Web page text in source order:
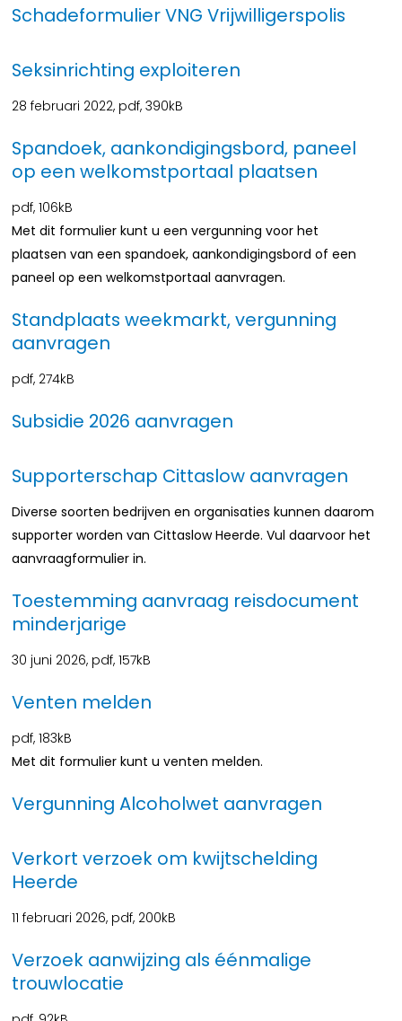
Schadeformulier VNG Vrijwilligerspolis
Seksinrichting exploiteren
28 februari 2022, pdf, 390kB
Spandoek, aankondigingsbord, paneel
op een welkomstportaal plaatsen
pdf, 106kB
Met dit formulier kunt u een vergunning voor het
plaatsen van een spandoek, aankondigingsbord of een
paneel op een welkomstportaal aanvragen.
Standplaats weekmarkt, vergunning
aanvragen
pdf, 274kB
Subsidie 2026 aanvragen
Supporterschap Cittaslow aanvragen
Diverse soorten bedrijven en organisaties kunnen daarom
supporter worden van Cittaslow Heerde. Vul daarvoor het
aanvraagformulier in.
Toestemming aanvraag reisdocument
minderjarige
30 juni 2026, pdf, 157kB
Venten melden
pdf, 183kB
Met dit formulier kunt u venten melden.
Vergunning Alcoholwet aanvragen
Verkort verzoek om kwijtschelding
Heerde
11 februari 2026, pdf, 200kB
Verzoek aanwijzing als éénmalige
trouwlocatie